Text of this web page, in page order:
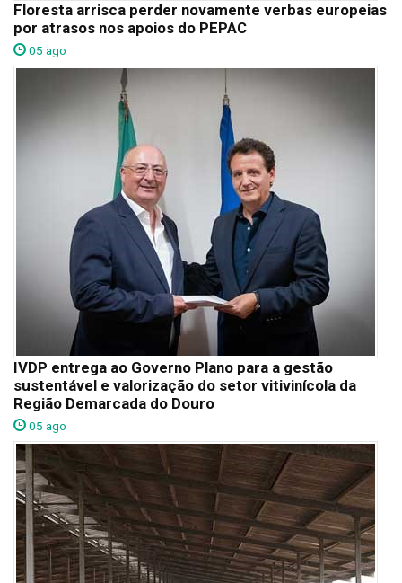
Floresta arrisca perder novamente verbas europeias
por atrasos nos apoios do PEPAC
05 ago
IVDP entrega ao Governo Plano para a gestão
sustentável e valorização do setor vitivinícola da
Região Demarcada do Douro
05 ago